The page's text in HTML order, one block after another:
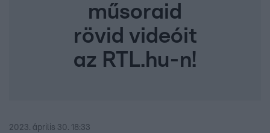
műsoraid
rövid videóit
az RTL.hu-n!
2023. április 30. 18:33